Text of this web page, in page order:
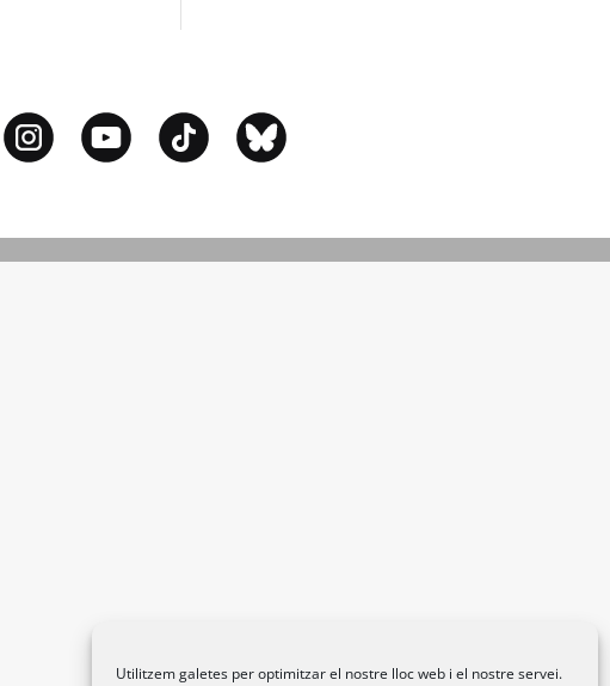
Utilitzem galetes per optimitzar el nostre lloc web i el nostre servei.